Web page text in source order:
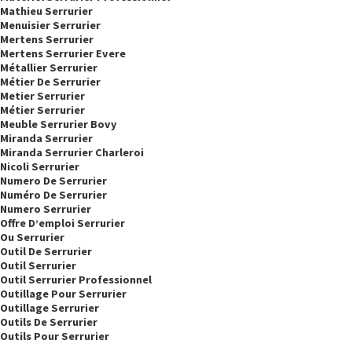
Mathieu Serrurier
Menuisier Serrurier
Mertens Serrurier
Mertens Serrurier Evere
Métallier Serrurier
Métier De Serrurier
Metier Serrurier
Métier Serrurier
Meuble Serrurier Bovy
Miranda Serrurier
Miranda Serrurier Charleroi
Nicoli Serrurier
Numero De Serrurier
Numéro De Serrurier
Numero Serrurier
Offre D’emploi Serrurier
Ou Serrurier
Outil De Serrurier
Outil Serrurier
Outil Serrurier Professionnel
Outillage Pour Serrurier
Outillage Serrurier
Outils De Serrurier
Outils Pour Serrurier